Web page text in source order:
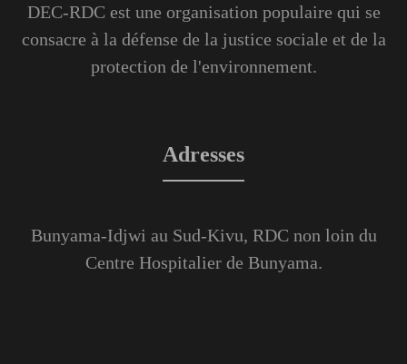
DEC-RDC est une organisation populaire qui se
consacre à la défense de la justice sociale et de la
protection de l'environnement.
Adresses
Bunyama-Idjwi au Sud-Kivu, RDC non loin du
Centre Hospitalier de Bunyama.